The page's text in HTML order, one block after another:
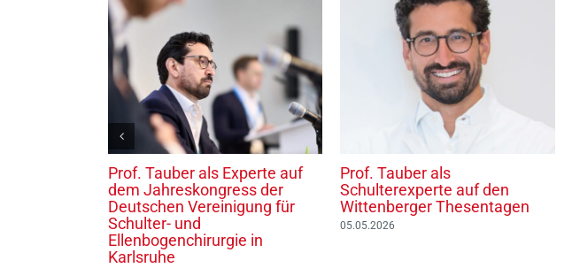
Prof. Tauber als Experte auf
dem Jahreskongress der
Deutschen Vereinigung für
Schulter- und
Ellenbogenchirurgie in
Karlsruhe
Prof. Tauber als
Schulterexperte auf den
Wittenberger Thesentagen
05.05.2026